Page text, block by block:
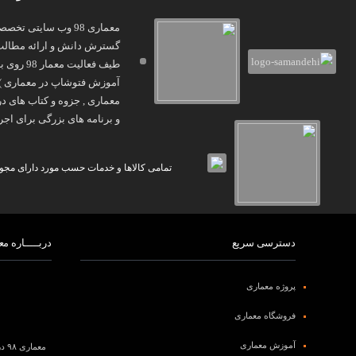
معماری 98 وب
گسترش دانش و ارائه
و برنامه های بزرگی برای
تمامی کالاها و خدمات حسب مورد دارای
دسترسی سریع
پروژه معماری
فروشگاه معماری
آموزش معماری
دربـــــاره
معماری ۹۸ درعرصه